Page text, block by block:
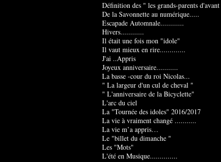
Définition des " les grands-parents
De la Savonnette au numérique.....
Escapade Automnale............
Hivers............
Il était une fois mon "idole"
Il vaut mieux en rire.............
J'ai ..Appris
Joyeux anniversaire...........
La basse -cour du roi Nicolas...
" La largeur d'un cul de cheval "
" L'anniversaire de la Bicyclette"
L'arc du ciel
La "Tournée des idoles" 2016/2017
La vie à vraiment changé ...........
La vie m’a appris…
Le "billet du dimanche "
Les "Mots"
L'été en Musique..............